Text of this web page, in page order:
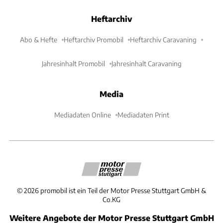
Heftarchiv
Abo & Hefte Heftarchiv Promobil Heftarchiv Caravaning
Jahresinhalt Promobil Jahresinhalt Caravaning
Media
Mediadaten Online Mediadaten Print
©2026 promobil ist ein Teil der Motor Presse Stuttgart GmbH &
Co.KG
Weitere Angebote der Motor Presse Stuttgart GmbH